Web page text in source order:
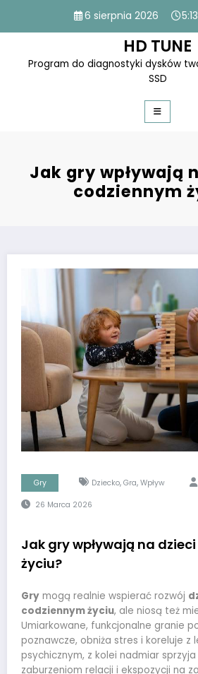
content
6 sierpnia 2026
HD TUNE
Program do diagnostyki dysków
SSD
Jak gry wpływają
codziennym
Gry Dziecko, Gra, Wpływ
26 Marca 2026
Jak gry wpływają na
życiu?
Gry mogą realnie wspierać rozwój
codziennym życiu, ale niosą też
Umiarkowane, funkcjonalne granie
poznawcze, obniża stres i koreluje z
psychicznym, z kolei nadmiar sprzyja
zaburzeniom relacji i ekspozycji na